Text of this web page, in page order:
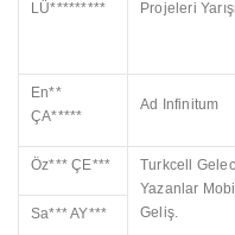
LÜ*********
Projeleri
En**
ÇA*****
Ad Infinitum
Öz*** ÇE***
Turkcell
Yazanlar
Geliş.
Sa*** AY***